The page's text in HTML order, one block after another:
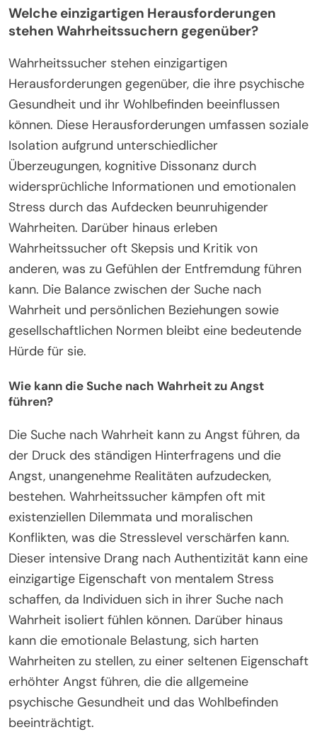
Welche einzigartigen Herausforderungen
stehen Wahrheitssuchern gegenüber?
Wahrheitssucher stehen einzigartigen
Herausforderungen gegenüber, die ihre psychische
Gesundheit und ihr Wohlbefinden beeinflussen
können. Diese Herausforderungen umfassen soziale
Isolation aufgrund unterschiedlicher
Überzeugungen, kognitive Dissonanz durch
widersprüchliche Informationen und emotionalen
Stress durch das Aufdecken beunruhigender
Wahrheiten. Darüber hinaus erleben
Wahrheitssucher oft Skepsis und Kritik von
anderen, was zu Gefühlen der Entfremdung führen
kann. Die Balance zwischen der Suche nach
Wahrheit und persönlichen Beziehungen sowie
gesellschaftlichen Normen bleibt eine bedeutende
Hürde für sie.
Wie kann die Suche nach Wahrheit zu Angst
führen?
Die Suche nach Wahrheit kann zu Angst führen, da
der Druck des ständigen Hinterfragens und die
Angst, unangenehme Realitäten aufzudecken,
bestehen. Wahrheitssucher kämpfen oft mit
existenziellen Dilemmata und moralischen
Konflikten, was die Stresslevel verschärfen kann.
Dieser intensive Drang nach Authentizität kann eine
einzigartige Eigenschaft von mentalem Stress
schaffen, da Individuen sich in ihrer Suche nach
Wahrheit isoliert fühlen können. Darüber hinaus
kann die emotionale Belastung, sich harten
Wahrheiten zu stellen, zu einer seltenen Eigenschaft
erhöhter Angst führen, die die allgemeine
psychische Gesundheit und das Wohlbefinden
beeinträchtigt.